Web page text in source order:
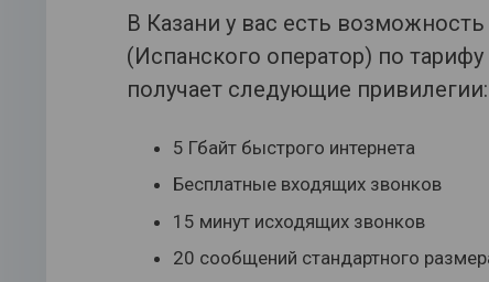
В Казани у вас есть
(Испанского оператор) по тарифу
получает следующие привилегии:
5 Гбайт быстрого интернета
Бесплатные входящих звонков
15 минут исходящих звонков
20 сообщений стандартного